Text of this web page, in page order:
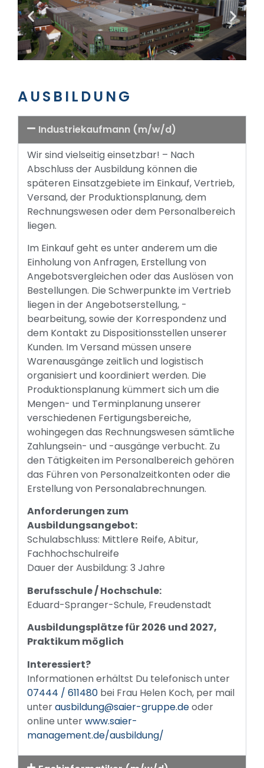
AUSBILDUNG
Industriekaufmann (m/w/d)
Wir sind vielseitig einsetzbar! – Nach
Abschluss der Ausbildung können die
späteren Einsatzgebiete im Einkauf, Vertrieb,
Versand, der Produktionsplanung, dem
Rechnungswesen oder dem Personalbereich
liegen.
Im Einkauf geht es unter anderem um die
Einholung von Anfragen, Erstellung von
Angebotsvergleichen oder das Auslösen von
Bestellungen. Die Schwerpunkte im Vertrieb
liegen in der Angebotserstellung, -
bearbeitung, sowie der Korrespondenz und
dem Kontakt zu Dispositionsstellen unserer
Kunden. Im Versand müssen unsere
Warenausgänge zeitlich und logistisch
organisiert und koordiniert werden. Die
Produktionsplanung kümmert sich um die
Mengen- und Terminplanung unserer
verschiedenen Fertigungsbereiche,
wohingegen das Rechnungswesen sämtliche
Zahlungsein- und -ausgänge verbucht. Zu
den Tätigkeiten im Personalbereich gehören
das Führen von Personalzeitkonten oder die
Erstellung von Personalabrechnungen.
Anforderungen zum
Ausbildungsangebot:
Schulabschluss: Mittlere Reife, Abitur,
Fachhochschulreife
Dauer der Ausbildung: 3 Jahre
Berufsschule / Hochschule:
Eduard-Spranger-Schule, Freudenstadt
Ausbildungsplätze für 2026 und 2027,
Praktikum möglich
Interessiert?
Informationen erhältst Du telefonisch unter
07444 / 611480 bei Frau Helen Koch, per mail
unterausbildung@saier-gruppe.deoder
online unterwww.saier-
management.de/ausbildung/